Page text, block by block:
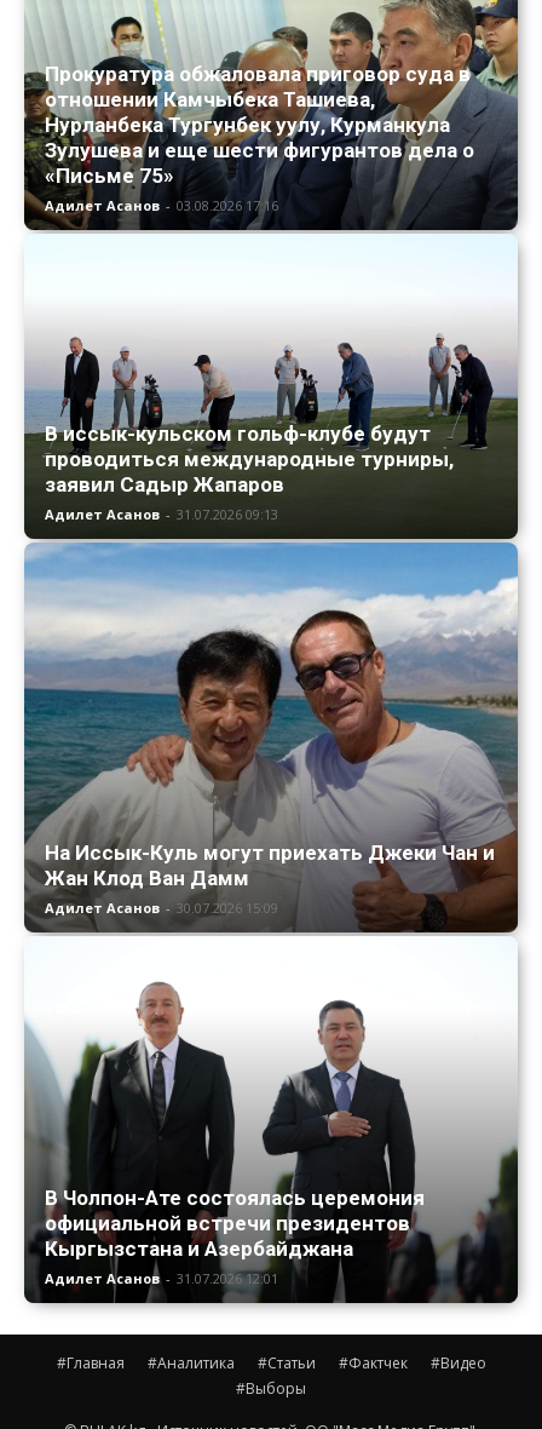
Прокуратура обжаловала приговор суда в
отношении Камчыбека Ташиева,
Нурланбека Тургунбек уулу, Курманкула
Зулушева и еще шести фигурантов дела о
«Письме 75»
Адилет Асанов - 03.08.2026 17:16
В иссык-кульском гольф-клубе будут
проводиться международные турниры,
заявил Садыр Жапаров
Адилет Асанов - 31.07.2026 09:13
На Иссык-Куль могут приехать Джеки Чан и
Жан Клод Ван Дамм
Адилет Асанов - 30.07.2026 15:09
В Чолпон-Ате состоялась церемония
официальной встречи президентов
Кыргызстана и Азербайджана
Адилет Асанов - 31.07.2026 12:01
#Главная #Аналитика #Статьи #Фактчек
#Видео
#Выборы